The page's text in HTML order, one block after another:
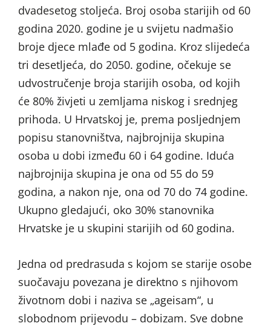
dvadesetog stoljeća. Broj osoba starijih od 60
godina 2020. godine je u svijetu nadmašio
broje djece mlađe od 5 godina. Kroz slijedeća
tri desetljeća, do 2050. godine, očekuje se
udvostručenje broja starijih osoba, od kojih
će 80% živjeti u zemljama niskog i srednjeg
prihoda. U Hrvatskoj je, prema posljednjem
popisu stanovništva, najbrojnija skupina
osoba u dobi između 60 i 64 godine. Iduća
najbrojnija skupina je ona od 55 do 59
godina, a nakon nje, ona od 70 do 74 godine.
Ukupno gledajući, oko 30% stanovnika
Hrvatske je u skupini starijih od 60 godina.
Jedna od predrasuda s kojom se starije osobe
suočavaju povezana je direktno s njihovom
životnom dobi i naziva se „ageisam“, u
slobodnom prijevodu – dobizam. Sve dobne